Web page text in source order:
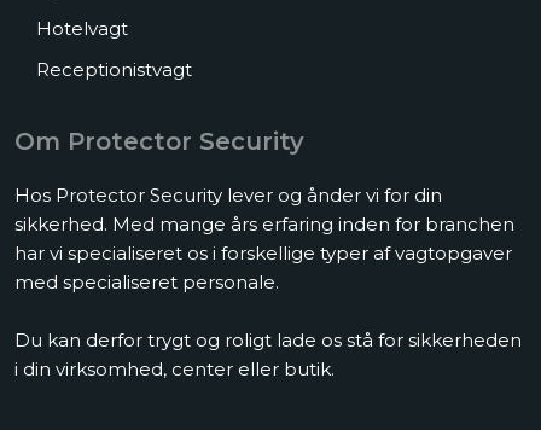
Hotelvagt
Receptionistvagt
Om Protector Security
Hos Protector Security lever og ånder vi for din
sikkerhed. Med mange års erfaring inden for branchen
har vi specialiseret os i forskellige typer af vagtopgaver
med specialiseret personale.
Du kan derfor trygt og roligt lade os stå for sikkerheden
i din virksomhed, center eller butik.